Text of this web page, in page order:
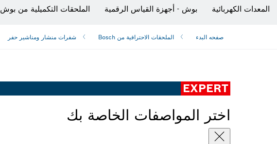
المعدات الكهربائية بوش - أجهزة القياس الرقمية الملحقات التكميلية من بوش
صفحه البدء الملحقات الاحترافية من Bosch شفرات منشار و‏‫مناشير حفر
EXPERT
اختر المواصفات الخاصة بك